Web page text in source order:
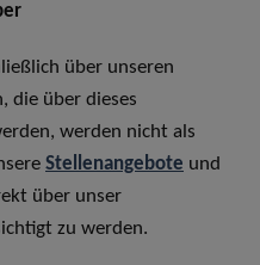
über unseren
die über dieses
werden nicht als
Stellenangebote und
über unser
zu werden.